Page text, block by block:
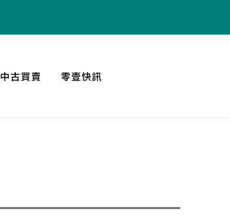
中古買賣 零壹快訊